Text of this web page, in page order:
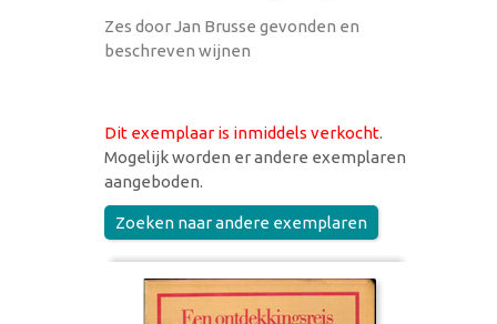
Zes door Jan Brusse gevonden en
beschreven wijnen
Dit exemplaar is inmiddels verkocht.
Mogelijk worden er andere exemplaren
aangeboden.
Zoeken naar andere exemplaren